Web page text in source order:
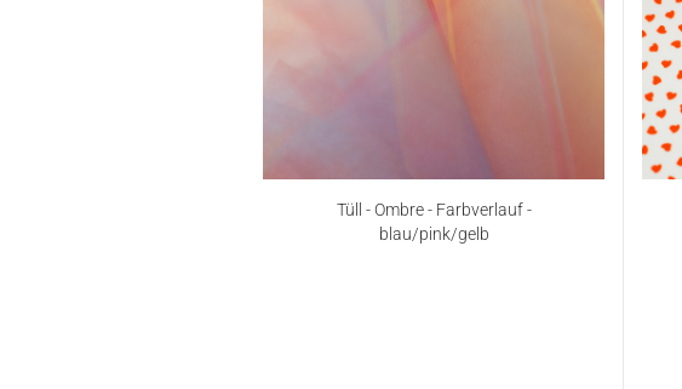
Tüll - Ombre - Farbverlauf -
blau/pink/gelb